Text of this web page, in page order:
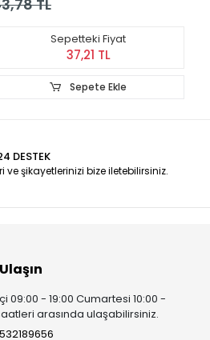
TL
Sepetteki Fiyat
37,21 TL
Sepete Ekle
DESTEK
ve şikayetlerinizi bize iletebilirsiniz.
09:00 - 19:00 Cumartesi 10:00 -
arasında ulaşabilirsiniz.